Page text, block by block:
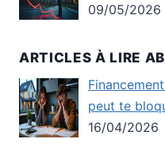
09/05/2026
ARTICLES À LIRE
peut te
16/04/2026